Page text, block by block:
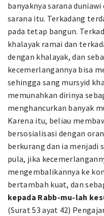
banyaknya sarana
sarana itu. Terkadang
pada tetap bangun.
khalayak ramai dan
dengan khalayak, dan
kecemerlangannya bisa
sehingga sang mursyid
memunahkan dirinya
menghancurkan banyak
Karena itu, beliau
bersosialisasi dengan
berkurang dan ia menjadi
pula, jika
mengembalikannya ke
bertambah kuat, dan
kepada Rabb-mu-lah
(Surat 53 ayat 42)